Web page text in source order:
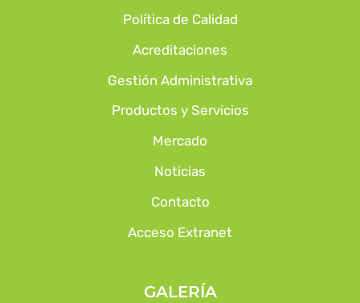
Política de Calidad
Acreditaciones
Gestión Administrativa
Productos y Servicios
Mercado
Noticias
Contacto
Acceso Extranet
GALERÍA